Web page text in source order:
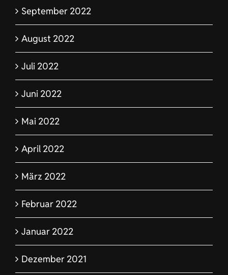
September 2022
August 2022
Juli 2022
Juni 2022
Mai 2022
April 2022
März 2022
Februar 2022
Januar 2022
Dezember 2021